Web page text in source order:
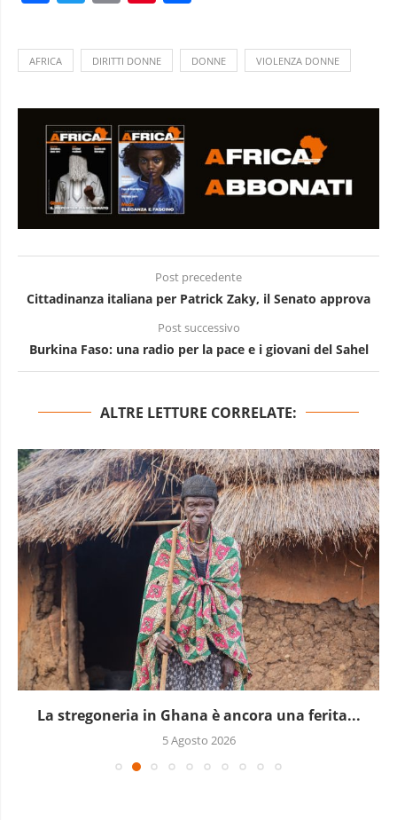
AFRICA DIRITTI DONNE DONNE VIOLENZA DONNE
Post precedente
Cittadinanza italiana per Patrick Zaky, il Senato approva
Post successivo
Burkina Faso: una radio per la pace e i giovani del Sahel
ALTRE LETTURE CORRELATE:
La stregoneria in Ghana è ancora una ferita...
5 Agosto 2026